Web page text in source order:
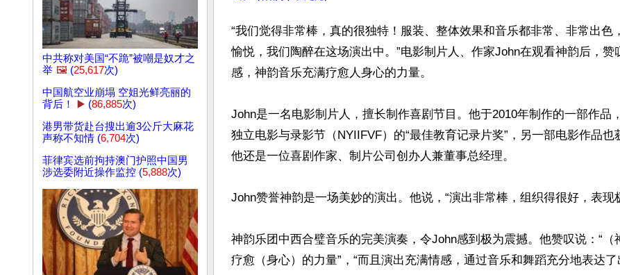
中共称对美国“不跪”被嘲是奴才之
举 🖼️ (25,617次)
中国航空业崩塌 空姐光鲜亮丽的
背后！
▶️ (86,885次)
港男带货赴台搜出逾3公斤大麻花
声称不知情 (6,704次)
菲律宾选前拘持澳门护照中国男
涉选委附近操作监控 (5,888次)
“我们觉得非常棒，真的很独特！服装、整体效果和音乐都非常、非常出色
愉悦，我们陶醉在这场演出中。”电影制片人、作家John在观看神韵后，赞
感，神韵音乐充满疗愈人身心的力量。
John是一名电影制片人，擅长制作喜剧节目。他于2010年制作的一部作品
独立电影与录影节（NYIIFVF）的“最佳教育记录片奖”，另一部电影作品也
他还是一位喜剧作家、制片公司创办人兼董事总经理。
John赞誉神韵是一场美妙的演出。他说，“演出非常棒，组织得很好，表现
神韵乐团中西合璧音乐的完美演奏，令John感到极为震撼。他赞叹说：“（
疗愈（身心）的力量”，“而且演出充满情感，通过音乐和舞蹈充分地表达了